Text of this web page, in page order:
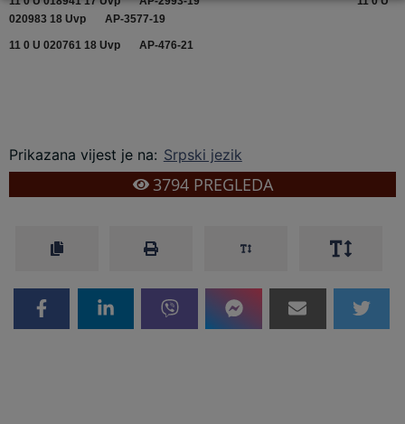
020983 18 Uvp AP-3577-19
11 0 U 020761 18 Uvp AP-476-21
Prikazana vijest je na: Srpski jezik
3794PREGLEDA